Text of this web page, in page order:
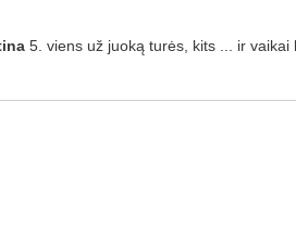
5. viens už juoką turės, kits ... ir vaikai